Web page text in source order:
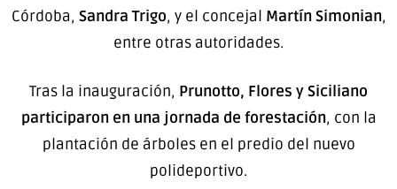
Córdoba, Sandra Trigo, y el concejal Martín Simonian,
entre otras autoridades.
Tras la inauguración, Prunotto, Flores y Siciliano
participaron en una jornada de forestación, con la
plantación de árboles en el predio del nuevo
polideportivo.